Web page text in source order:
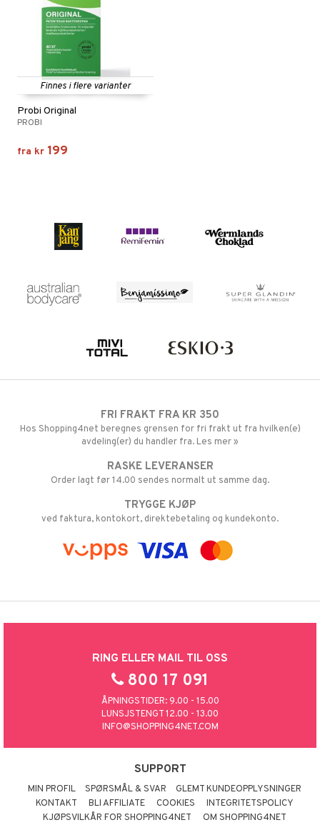
Finnes i flere varianter
Probi Original
PROBI
fra kr 199
FRI FRAKT FRA KR 350
Hos Shopping4net beregnes grensen for fri frakt ut fra hvilken(e)
avdeling(er) du handler fra. Les mer »
RASKE LEVERANSER
Order lagt før 14.00 sendes normalt ut samme dag.
TRYGGE KJØP
ved faktura, kontokort, direktebetaling og kundekonto.
RING ELLER MAIL TIL OSS
800 17 091
ÅPNINGSTIDER: 9.00 - 15.00
LUNSJSTENGT 12.00 - 13.00
INFO@SHOPPING4NET.COM
SUPPORT
MIN PROFIL SPØRSMÅL & SVAR
GLEMT KUNDEOPPLYSNINGER
KONTAKT
BLI AFFILIATE COOKIES
INTEGRITETSPOLICY
KJØPSVILKÅR FOR SHOPPING4NET
OM SHOPPING4NET